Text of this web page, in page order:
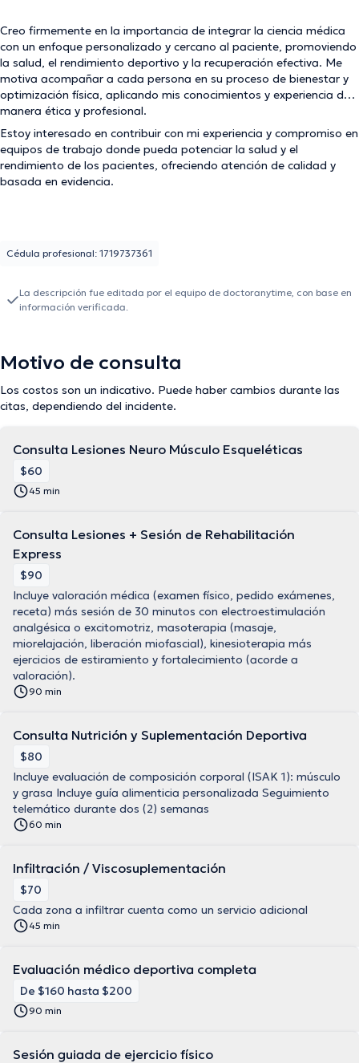
Creo firmemente en la importancia de integrar la ciencia médica
con un enfoque personalizado y cercano al paciente, promoviendo
la salud, el rendimiento deportivo y la recuperación efectiva. Me
motiva acompañar a cada persona en su proceso de bienestar y
optimización física, aplicando mis conocimientos y experiencia de
manera ética y profesional.
Estoy interesado en contribuir con mi experiencia y compromiso en
equipos de trabajo donde pueda potenciar la salud y el
rendimiento de los pacientes, ofreciendo atención de calidad y
basada en evidencia.
Cédula profesional: 1719737361
La descripción fue editada por el equipo de doctoranytime, con base en
información verificada.
Motivo de consulta
Los costos son un indicativo. Puede haber cambios durante las
citas, dependiendo del incidente.
Consulta Lesiones Neuro Músculo Esqueléticas
$60
45 min
Consulta Lesiones + Sesión de Rehabilitación
Express
$90
Incluye valoración médica (examen físico, pedido exámenes,
receta) más sesión de 30 minutos con electroestimulación
analgésica o excitomotriz, masoterapia (masaje,
miorelajación, liberación miofascial), kinesioterapia más
ejercicios de estiramiento y fortalecimiento (acorde a
valoración).
90 min
Consulta Nutrición y Suplementación Deportiva
$80
Incluye evaluación de composición corporal (ISAK 1): músculo
y grasa Incluye guía alimenticia personalizada Seguimiento
telemático durante dos (2) semanas
60 min
Infiltración / Viscosuplementación
$70
Cada zona a infiltrar cuenta como un servicio adicional
45 min
Evaluación médico deportiva completa
De $160 hasta $200
90 min
Sesión guiada de ejercicio físico